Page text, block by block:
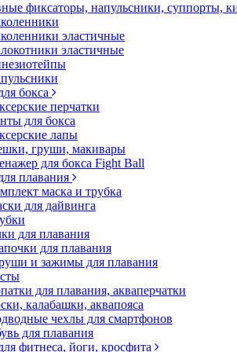
фиксаторы, напульсники, суппорты,
эластичные
эластичные
бокса
перчатки
для бокса
лапы
груши, макивары
для бокса Fight Ball
плавания
маска и трубка
для дайвинга
для плавания
для плавания
и зажимы для плавания
для плавания, акваперчатки
калабашки, аквапояса
чехлы для смартфонов
для плавания
фитнеса, йоги, кросфита